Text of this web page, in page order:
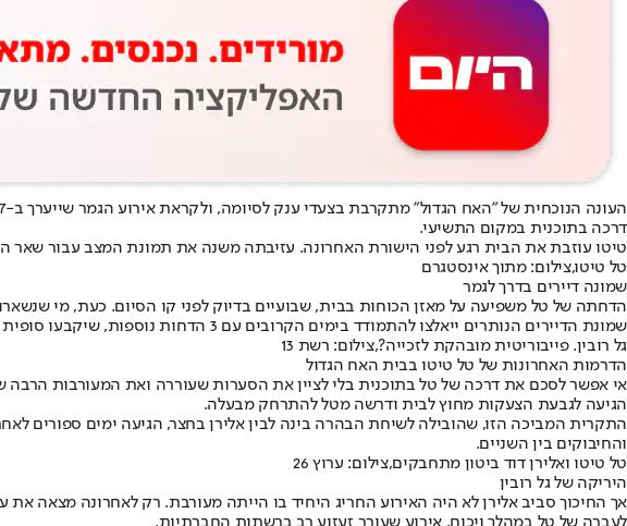
העונה הנוכחית של "האח הגדול" מתקרבת בצעדי ענק לסיומה, ולקראת אירוע הגמר שייערך ב-27 ביוני, נרשמה הערב (שבת) הדחה משמעותית.
דרכה בתוכנית במקום התשיעי.
טיטו עוזבת את הבית רגע לפני הישורת האחרונה. עזיבתה משנה את תמונת המצב עבור
טל טיטו,צילום: מתוך אינסטגרם
שמונה דיירים בדרך לגמר
הדחתה של טל משפיעה על מאזן הכוחות בבית, שבועיים בדיוק לפני קו הסיום. כעת, מי
שמונת הדיירים הנותרים ייאלצו להתמודד בימים הקרובים עם 3 הדחות נוספות, שיקבעו סופית מי תהיה חמישיית הגמר שתעמוד לבחירת הקהל בערב סיום העונה.
גל רובין. פייבוריטית מובהקת לזכייה?,צילום: רשת 13
הדרמות האחרונות של טל טיטו בבית האח הגדול
אי אפשר לסכם את דרכה של טל בתוכנית בלי לציין את הסערות שעוררה ואת המעורבות
הגיעה לגבעת הצעקות מחוץ לבית ודרשה מטל להתרחק מבעלה.
התקרית המביכה הזו, שהובילה לשיחת הבהרה בינה לבין אלירן בחצר, הגיעה ימים ספורים
והחיבוקים בין השניים.
טל טיטו ואלירן דוד ביטון מתחבקים,צילום: ערוץ 26
היריקה של גל רובין
אך החיכוך סביב אלירן לא היה האירוע החריג היחיד בו הייתה מעורבת. רק לאחרונה